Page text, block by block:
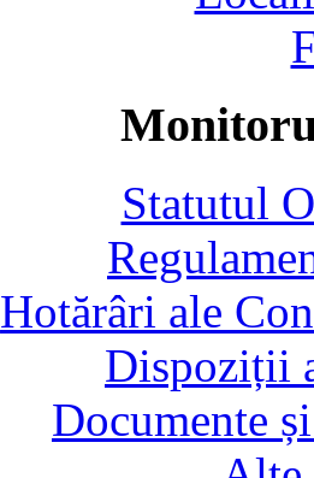
Statutul
Hotărâri ale
Dispoziții
Documente